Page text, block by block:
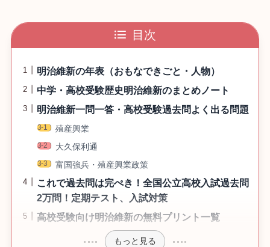
目次
明治維新の年表（おもなできごと・人物）
中学・高校受験歴史明治維新のまとめノート
明治維新一問一答・高校受験過去問よく出る問題
殖産興業
大久保利通
富国強兵・殖産興業政策
これで過去問は完ぺき！全国公立高校入試過去問
2万問！定期テスト、入試対策
高校受験向け明治維新の無料プリント一覧
もっと見る